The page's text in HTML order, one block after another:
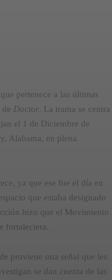
pertenece a las últimas
Doctor. La trama se centra
el 1 de Diciembre de
Alabama, en plena
ya que ese fue el día en
que estaba designado
hizo que el Movimiento
fortaleciera.
proviene una señal que les
se dan cuenta de las